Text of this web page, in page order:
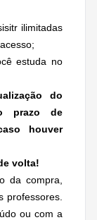
ilimitadas
estuda no
do
prazo de
houver
volta!
da compra,
professores.
ou com a